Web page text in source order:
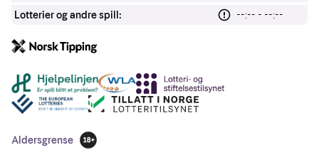
Lotterier og andre spill:
--:-- - --:--
Andre lenker
Aldersgrense
18 år